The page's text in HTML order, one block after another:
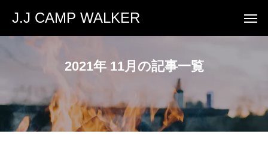
J.J CAMP WALKER
2021年 11月の記事一覧